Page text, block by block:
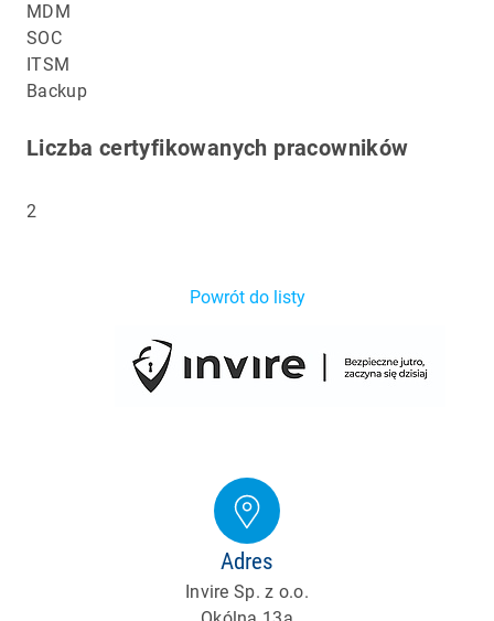
MDM
SOC
ITSM
Backup
Liczba certyfikowanych pracowników
2
Powrót do listy
Adres
Invire Sp. z o.o.